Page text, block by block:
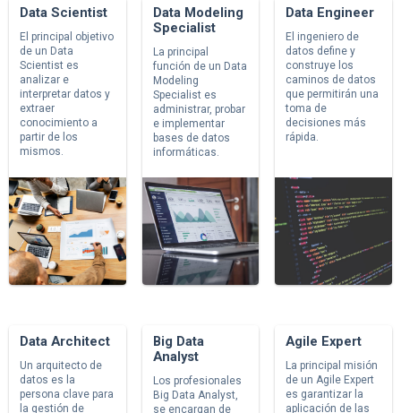
Data Scientist
El principal objetivo
de un Data
Scientist es
analizar e
interpretar datos y
extraer
conocimiento a
partir de los
mismos.
Data Modeling
Specialist
La principal
función de un Data
Modeling
Specialist es
administrar, probar
e implementar
bases de datos
informáticas.
Data Engineer
El ingeniero de
datos define y
construye los
caminos de datos
que permitirán una
toma de
decisiones más
rápida.
Data Architect
Un arquitecto de
datos es la
persona clave para
la gestión de
Big Data
Analyst
Los profesionales
Big Data Analyst,
se encargan de
Agile Expert
La principal misión
de un Agile Expert
es garantizar la
aplicación de las